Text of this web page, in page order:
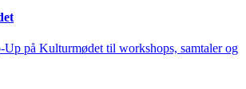
på Kulturmødet til workshops, samtaler og